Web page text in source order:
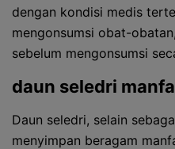
dengan kondisi medis
mengonsumsi obat-
sebelum mengonsumsi
daun seledri
Daun seledri, selain
menyimpan beragam